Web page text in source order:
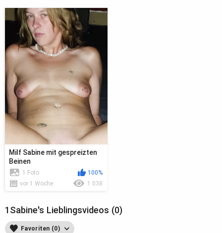
Milf Sabine mit gespreizten
Beinen
1 Foto
100%
vor 1 Woche
1 038
1Sabine's Lieblingsvideos (0)
Favoriten (0)